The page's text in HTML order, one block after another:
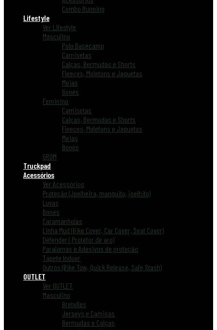
Combo Running
Lifestyle
Ver Lifestyle
Masculino
Polo Basecamp
Camisetas
Calças, Bermudas e Shorts
Fleeces, Moletons e Jaquetas
Meias
Bonés
Feminino
Camisetas
Calças, Bermudas e Shorts
Fleeces, Moletons e Jaquetas
Meias
Bonés
GROM
Truckpad
Acessórios
Ver Acessórios
Proteção (Joelheira, manguito, joelhito)
Luvas
Bonés
Caramanholas
Linha Mud (Bike Cover, Car Cover, Seat Cover)
Defender ( Protetor de aro)
Paralamas e Adesivos de proteção
Tapete Indoor
Outros (Bike Tow, Quick Release, Safe Stash)
OUTLET
Ver OUTLET
Masculino
Bretelles
Jerseys e Camisas
Bermudas e Calças